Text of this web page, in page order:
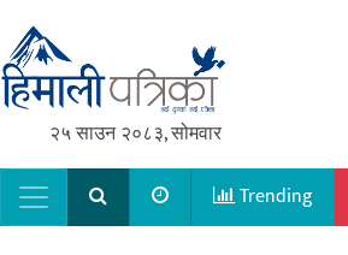
२५ साउन २०८३, सोमवार
Main NavigationTrending